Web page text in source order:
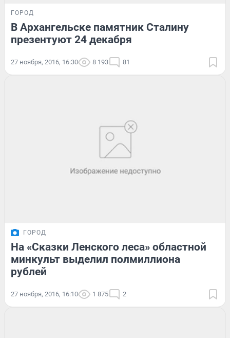
ГОРОД
В Архангельске памятник Сталину
презентуют 24 декабря
27 ноября, 2016, 16:30 8 193 81
ГОРОД
На «Сказки Ленского леса» областной
минкульт выделил полмиллиона
рублей
27 ноября, 2016, 16:10 1 875 2